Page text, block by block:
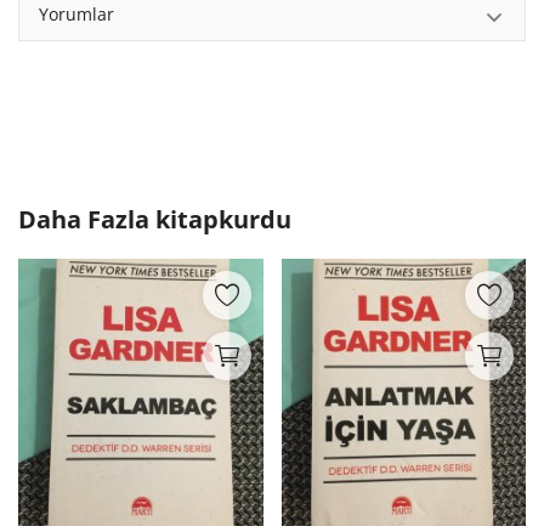
Yorumlar
Daha Fazla kitapkurdu